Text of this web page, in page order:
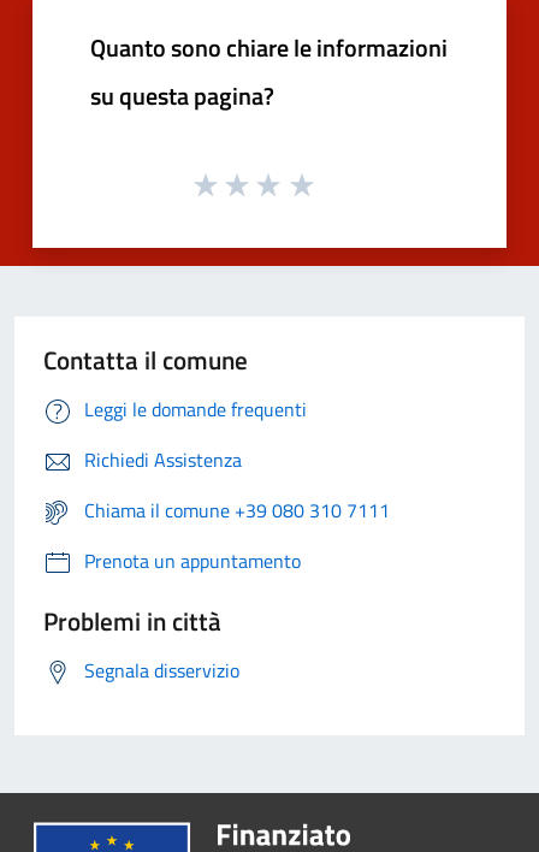
Quanto sono chiare le informazioni
su questa pagina?
Contatta il comune
Leggi le domande frequenti
Richiedi Assistenza
Chiama il comune +39 080 310 7111
Prenota un appuntamento
Problemi in città
Segnala disservizio